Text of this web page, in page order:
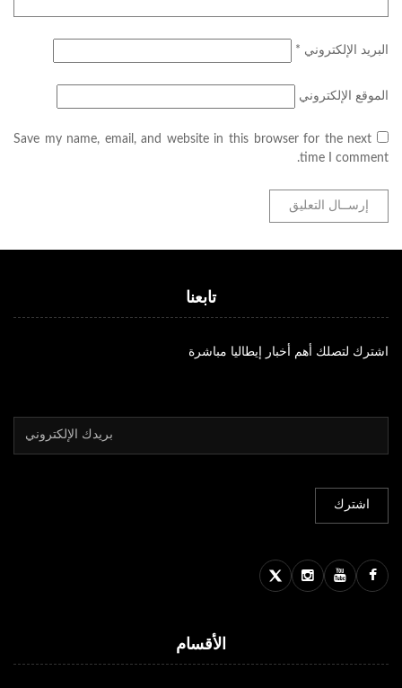
البريد الإلكتروني *
الموقع الإلكتروني
Save my name, email, and website in this browser for the next
time I comment.
تابعنا
اشترك لتصلك أهم أخبار إيطاليا مباشرة
الأقسام